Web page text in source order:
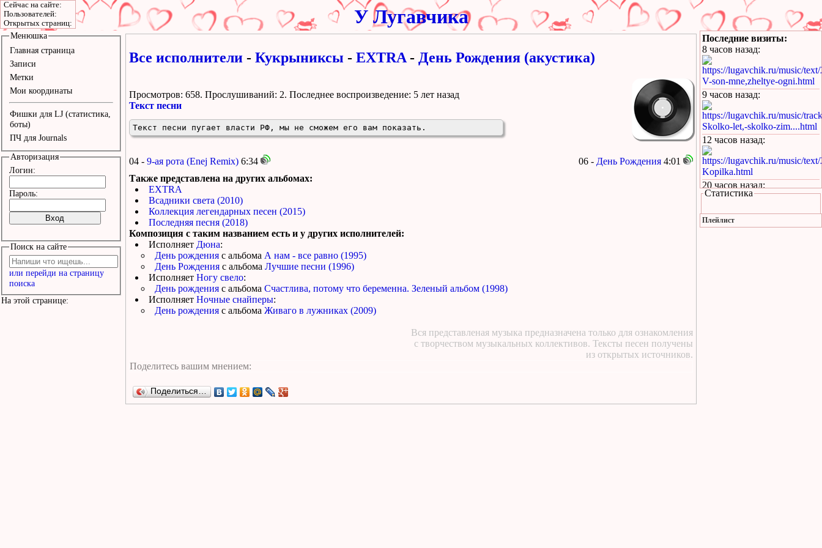
У Лугавчика
Все исполнители - Кукрыниксы - EXTRA - День Рождения (акустика)
Просмотров: 658. Прослушиваний: 2. Поcледнее воспроизведение: 5 лет назад
Текст песни
Текст песни пугает власти РФ, мы не сможем его вам показать.
04 - 9-ая рота (Enej Remix) 6:34 06 - День Рождения 4:01
Также представлена на других альбомах:
EXTRA
Всадники света (2010)
Коллекция легендарных песен (2015)
Последняя песня (2018)
Композиция с таким названием есть и у других исполнителей:
Исполняет Дюна:
День рождения с альбома А нам - все равно (1995)
День Рождения с альбома Лучшие песни (1996)
Исполняет Ногу свело:
День рождения с альбома Счастлива, потому что беременна. Зеленый альбом (1998)
Исполняет Ночные снайперы:
День рождения с альбома Живаго в лужниках (2009)
Вся представленая музыка предназначена только для ознакомления
с творчеством музыкальных коллективов. Тексты песен получены
из открытых источников.
Поделиться…
Менюшка
Главная страница
Записи
Метки
Мои координаты
Фишки для LJ (статистика,
боты)
ПЧ для Journals
Авторизация
Логин:
Пароль:
Поиск на сайте
или перейди на страницу
поиска
На этой странице:
Последние визиты:
8 часов назад:
https://lugavchik.ru/music/
V-son-mne,zheltye-ogni.html
9 часов назад:
https://lugavchik.ru/music/
Skolko-let,-skolko-zim....html
12 часов назад:
https://lugavchik.ru/music/
Kopilka.html
20 часов назад:
Kukaracha.html
22 часа назад:
Статистика
Плейлист
Сейчас на сайте:
Пользователей:
Открытых страниц: